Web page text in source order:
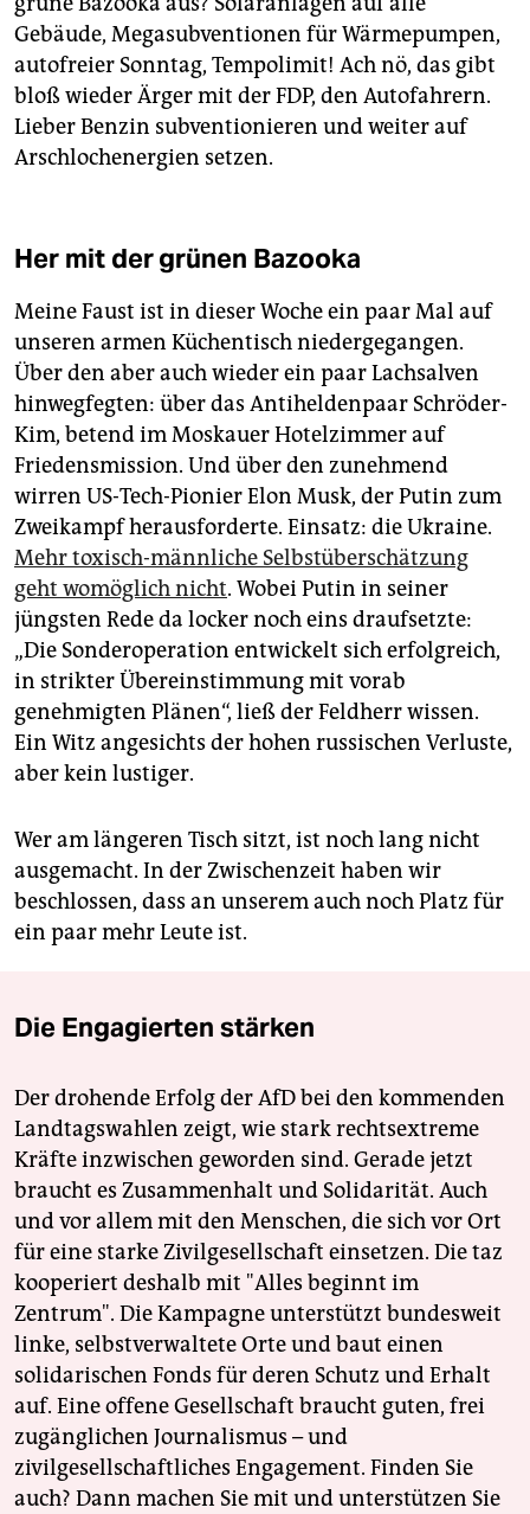
Gebäude, Megasubventionen für Wärmepumpen,
autofreier Sonntag, Tempolimit! Ach nö, das gibt
bloß wieder Ärger mit der FDP, den Autofahrern.
Lieber Benzin subventionieren und weiter auf
Arschlochenergien setzen.
Her mit der grünen Bazooka
Meine Faust ist in dieser Woche ein paar Mal auf
unseren armen Küchentisch niedergegangen.
Über den aber auch wieder ein paar Lachsalven
hinwegfegten: über das Antiheldenpaar Schröder-
Kim, betend im Moskauer Hotelzimmer auf
Friedensmission. Und über den zunehmend
wirren US-Tech-Pionier Elon Musk, der Putin zum
Zweikampf herausforderte. Einsatz: die Ukraine.
Mehr toxisch-männliche Selbstüberschätzung
geht womöglich nicht. Wobei Putin in seiner
jüngsten Rede da locker noch eins draufsetzte:
„Die Sonderoperation entwickelt sich erfolgreich,
in strikter Übereinstimmung mit vorab
genehmigten Plänen“, ließ der Feldherr wissen.
Ein Witz angesichts der hohen russischen Verluste,
aber kein lustiger.
Wer am längeren Tisch sitzt, ist noch lang nicht
ausgemacht. In der Zwischenzeit haben wir
beschlossen, dass an unserem auch noch Platz für
ein paar mehr Leute ist.
Die Engagierten stärken
Der drohende Erfolg der AfD bei den kommenden
Landtagswahlen zeigt, wie stark rechtsextreme
Kräfte inzwischen geworden sind. Gerade jetzt
braucht es Zusammenhalt und Solidarität. Auch
und vor allem mit den Menschen, die sich vor Ort
für eine starke Zivilgesellschaft einsetzen. Die taz
kooperiert deshalb mit "Alles beginnt im
Zentrum". Die Kampagne unterstützt bundesweit
linke, selbstverwaltete Orte und baut einen
solidarischen Fonds für deren Schutz und Erhalt
auf. Eine offene Gesellschaft braucht guten, frei
zugänglichen Journalismus – und
zivilgesellschaftliches Engagement. Finden Sie
auch? Dann machen Sie mit und unterstützen Sie